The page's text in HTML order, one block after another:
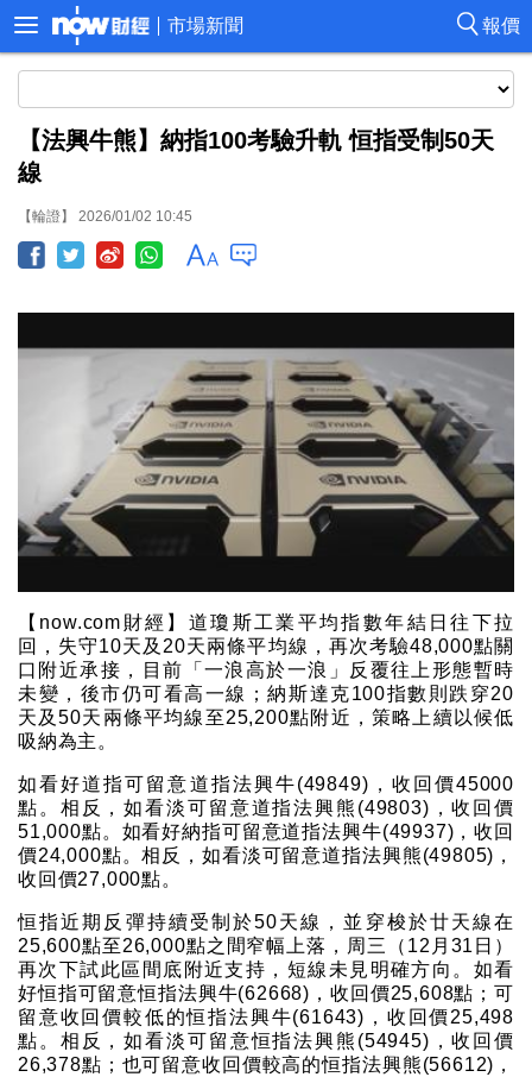
報價
市場新聞
【法興牛熊】納指100考驗升軌 恒指受制50天
線
【輪證】 2026/01/02 10:45
【now.com財經】道瓊斯工業平均指數年結日往下拉
回，失守10天及20天兩條平均線，再次考驗48,000點關
口附近承接，目前「一浪高於一浪」反覆往上形態暫時
未變，後市仍可看高一線；納斯達克100指數則跌穿20
天及50天兩條平均線至25,200點附近，策略上續以候低
吸納為主。
如看好道指可留意道指法興牛(49849)，收回價45000
點。相反，如看淡可留意道指法興熊(49803)，收回價
51,000點。如看好納指可留意道指法興牛(49937)，收回
價24,000點。相反，如看淡可留意道指法興熊(49805)，
收回價27,000點。
恒指近期反彈持續受制於50天線，並穿梭於廿天線在
25,600點至26,000點之間窄幅上落，周三（12月31日）
再次下試此區間底附近支持，短線未見明確方向。如看
好恒指可留意恒指法興牛(62668)，收回價25,608點；可
留意收回價較低的恒指法興牛(61643)，收回價25,498
點。相反，如看淡可留意恒指法興熊(54945)，收回價
26,378點；也可留意收回價較高的恒指法興熊(56612)，